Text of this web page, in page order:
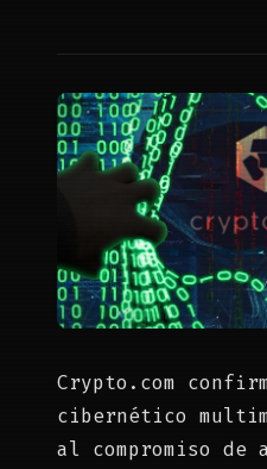
Crypto.com
cibernético
al compromiso de